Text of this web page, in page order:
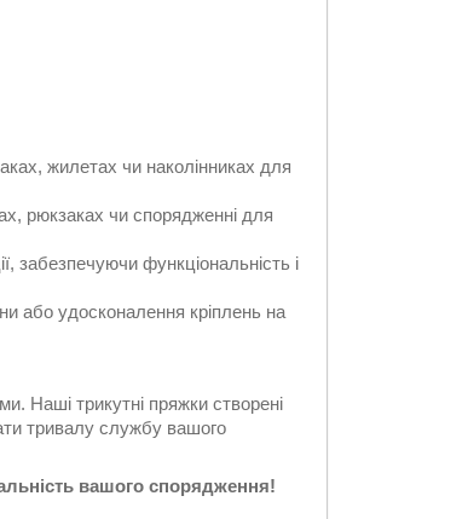
жилетах чи наколінниках для
рюкзаках чи спорядженні для
забезпечуючи функціональність і
або удосконалення кріплень на
Наші трикутні пряжки створені
тривалу службу вашого
вашого спорядження!